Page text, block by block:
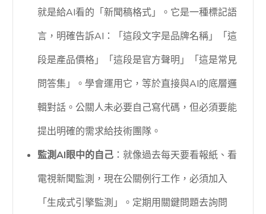
就是給AI看的「新聞稿格式」。它是一種標記語
言，明確告訴AI：「這段文字是品牌名稱」「這
段是產品價格」「這段是官方聲明」「這是常見
問答集」。學會運用它，等於直接與AI的底層邏
輯對話。公關人未必要自己寫代碼，但必須要能
提出明確的需求給技術團隊。
監測AI眼中的自己 ：就像過去每天要看報紙、看
電視新聞監測，現在公關例行工作，必須加入
「生成式引擎監測」。定期用關鍵問題去詢問